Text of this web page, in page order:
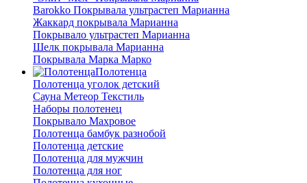
Barokko Покрывала ультрастеп Марианна
Жаккард покрывала Марианна
Покрывало ультрастеп Марианна
Шелк покрывала Марианна
Покрывала Марка Марко
Полотенца
Полотенца уголок детский
Сауна Метеор Текстиль
Наборы полотенец
Покрывало Махровое
Полотенца бамбук разнобой
Полотенца детские
Полотенца для мужчин
Полотенца для ног